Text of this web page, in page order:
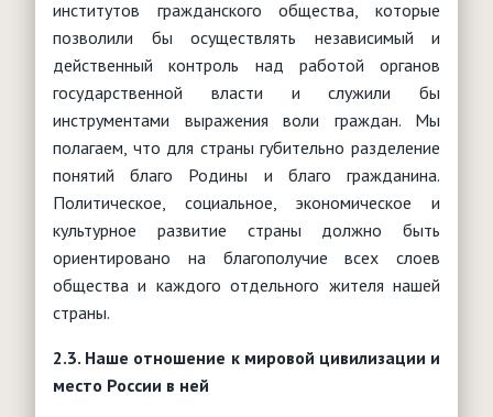
институтов гражданского общества, которые
позволили бы осуществлять независимый и
действенный контроль над работой органов
государственной власти и служили бы
инструментами выражения воли граждан. Мы
полагаем, что для страны губительно разделение
понятий благо Родины и благо гражданина.
Политическое, социальное, экономическое и
культурное развитие страны должно быть
ориентировано на благополучие всех слоев
общества и каждого отдельного жителя нашей
страны.
2.3. Наше отношение к мировой цивилизации и
место России в ней